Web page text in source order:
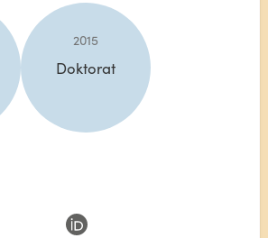
2015
Doktorat